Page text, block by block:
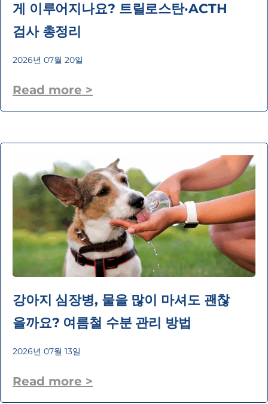
게 이루어지나요? 트릴로스탄·ACTH
검사 총정리
2026년 07월 20일
Read more >
강아지 심장병, 물을 많이 마셔도 괜찮
을까요? 여름철 수분 관리 방법
2026년 07월 13일
Read more >